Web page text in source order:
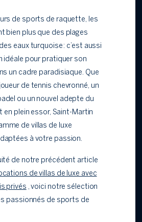
de sports de raquette, les
bien plus que des plages
eaux turquoise : c’est aussi
idéale pour pratiquer son
un cadre paradisiaque. Que
de tennis chevronné, un
ou un nouvel adepte du
en plein essor, Saint-Martin
de villas de luxe
à votre passion.
de notre précédent article
de villas de luxe avec
privés , voici notre sélection
passionnés de sports de